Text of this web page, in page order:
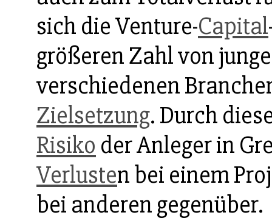
sich die Venture-Capital
größeren Zahl von
verschiedenen
Zielsetzung. Durch
Risiko der Anleger in
Verlusten bei einem
bei anderen gegenüber.